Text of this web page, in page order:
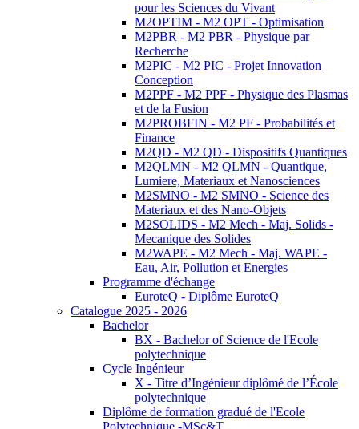
pour les Sciences du Vivant
M2OPTIM - M2 OPT - Optimisation
M2PBR - M2 PBR - Physique par
Recherche
M2PIC - M2 PIC - Projet Innovation
Conception
M2PPF - M2 PPF - Physique des Plasmas
et de la Fusion
M2PROBFIN - M2 PF - Probabilités et
Finance
M2QD - M2 QD - Dispositifs Quantiques
M2QLMN - M2 QLMN - Quantique,
Lumiere, Materiaux et Nanosciences
M2SMNO - M2 SMNO - Science des
Materiaux et des Nano-Objets
M2SOLIDS - M2 Mech - Maj. Solids -
Mecanique des Solides
M2WAPE - M2 Mech - Maj. WAPE -
Eau, Air, Pollution et Energies
Programme d'échange
EuroteQ - Diplôme EuroteQ
Catalogue 2025 - 2026
Bachelor
BX - Bachelor of Science de l'Ecole
polytechnique
Cycle Ingénieur
X - Titre d’Ingénieur diplômé de l’École
polytechnique
Diplôme de formation gradué de l'Ecole
Polytechnique -MSc&T